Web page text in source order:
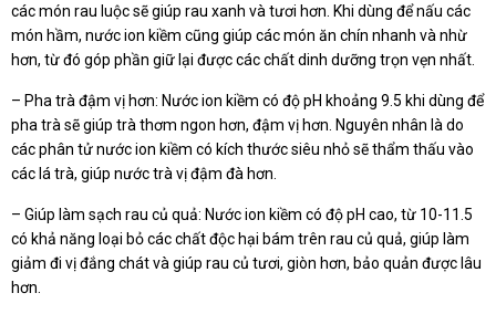
các món rau luộc sẽ giúp rau xanh và tươi hơn. Khi dùng để nấu các
món hầm, nước ion kiềm cũng giúp các món ăn chín nhanh và nhừ
hơn, từ đó góp phần giữ lại được các chất dinh dưỡng trọn vẹn nhất.
– Pha trà đậm vị hơn: Nước ion kiềm có độ pH khoảng 9.5 khi dùng để
pha trà sẽ giúp trà thơm ngon hơn, đậm vị hơn. Nguyên nhân là do
các phân tử nước ion kiềm có kích thước siêu nhỏ sẽ thẩm thấu vào
các lá trà, giúp nước trà vị đậm đà hơn.
– Giúp làm sạch rau củ quả: Nước ion kiềm có độ pH cao, từ 10-11.5
có khả năng loại bỏ các chất độc hại bám trên rau củ quả, giúp làm
giảm đi vị đắng chát và giúp rau củ tươi, giòn hơn, bảo quản được lâu
hơn.